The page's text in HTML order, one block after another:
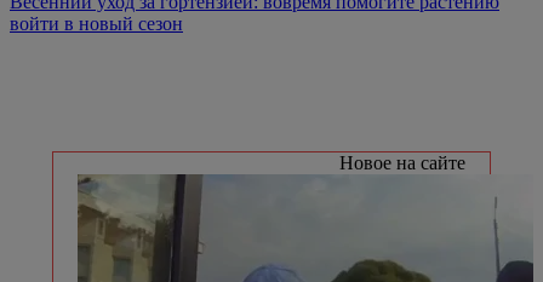
войти в новый сезон
Новое на сайте